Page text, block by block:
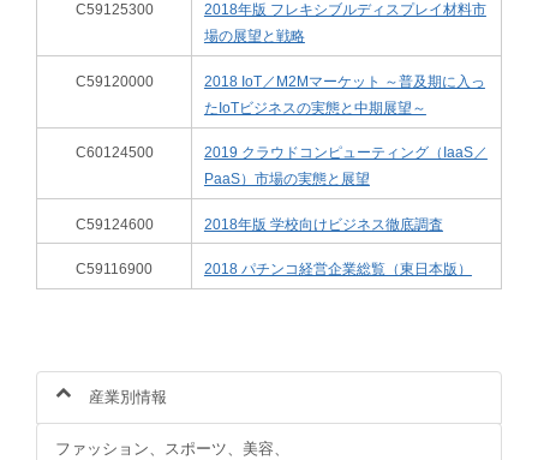
C59125300
2018年版 フレキシブルディスプレイ材料市
場の展望と戦略
C59120000
2018 IoT／M2Mマーケット ～普及期に入っ
たIoTビジネスの実態と中期展望～
C60124500
2019 クラウドコンピューティング（IaaS／
PaaS）市場の実態と展望
C59124600 2018年版 学校向けビジネス徹底調査
C59116900 2018 パチンコ経営企業総覧（東日本版）
産業別情報
ファッション、スポーツ、美容、